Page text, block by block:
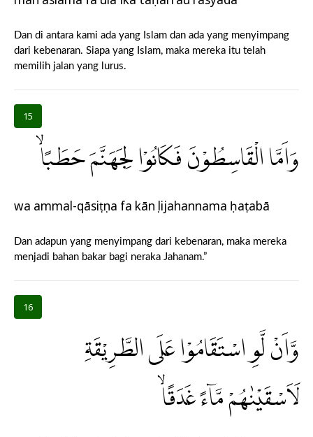
Dan di antara kami ada yang Islam dan ada yang menyimpang
dari kebenaran. Siapa yang Islam, maka mereka itu telah
memilih jalan yang lurus.
15
وَاَمَّا الْقَاسِطُوْنَ فَكَانُوْا لِجَهَنَّمَ حَطَبًاۙ
wa ammal-qāsiṭụna fa kānụ lijahannama ḥaṭabā
Dan adapun yang menyimpang dari kebenaran, maka mereka
menjadi bahan bakar bagi neraka Jahanam.”
16
وَّاَنْ لَّوِ اسْتَقَامُوْا عَلَى الطَّرِيْقَةِ
لَاَسْقَيْنٰهُمْ مَّاۤءً غَدَقًاۙ